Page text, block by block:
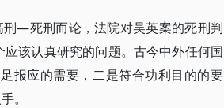
—死刑而论，法院对吴英案的死刑判
该认真研究的问题。古今中外任何国
报应的需要，二是符合功利目的的要
。